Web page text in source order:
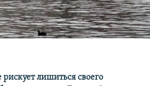
лишиться своего